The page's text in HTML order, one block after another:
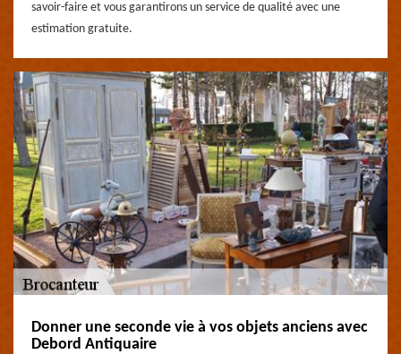
savoir-faire et vous garantirons un service de qualité avec une
estimation gratuite.
Donner une seconde vie à vos objets anciens avec
Debord Antiquaire